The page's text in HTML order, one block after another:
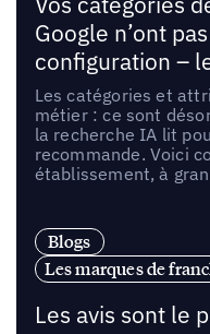
Google n’ont
configuration –
Les catégories et
métier : ce sont
la recherche IA lit
recommande. Voici
établissement, à
Blogs
Les marques de
Les avis sont le